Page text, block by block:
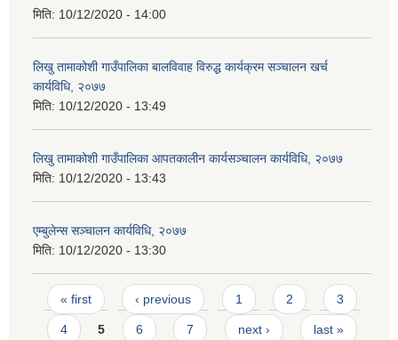
मिति: 10/12/2020 - 14:00
लिखु तामाकोशी गाउँपालिका बालविवाह विरुद्ध कार्यक्रम सञ्चालन खर्च
कार्यविधि, २०७७
मिति: 10/12/2020 - 13:49
लिखु तामाकोशी गाउँपालिका आपतकालीन कार्यसञ्चालन कार्यविधि, २०७७
मिति: 10/12/2020 - 13:43
एम्बुलेन्स सञ्चालन कार्यविधि, २०७७
मिति: 10/12/2020 - 13:30
Pages
« first ‹ previous 1 2 3
4 5 6 7 next › last »